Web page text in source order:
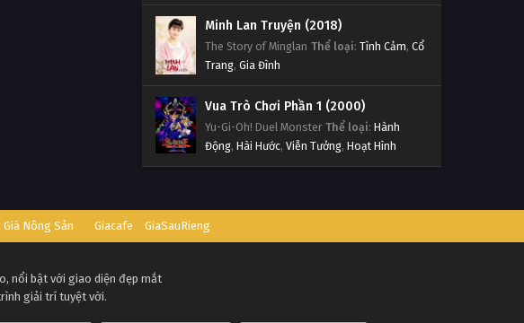
Minh Lan Truyện (2018)
The Story of Minglan Thể loại: Tình Cảm, Cổ
Trang, Gia Đình
Vua Trò Chơi Phần 1 (2000)
Yu-Gi-Oh! Duel Monster Thể loại: Hành
Động, Hài Hước, Viễn Tưởng, Hoạt Hình
Giá Nông Sản Giacafe GiaSauRieng
nổi bật với giao diện đẹp mắt
giải trí tuyệt vời.